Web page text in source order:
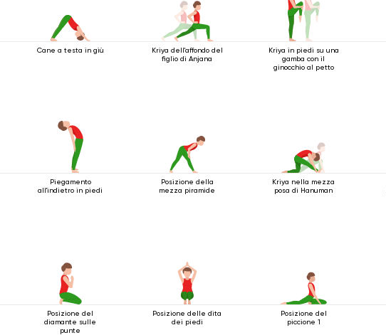
Cane a testa in giù
Kriya dell'affondo del
figlio di Anjana
Kriya in piedi su una
gamba con il
ginocchio al petto
Piegamento
all'indietro in piedi
Posizione della
mezza piramide
Kriya nella mezza
posa di Hanuman
Posizione del
diamante sulle
punte
Posizione delle dita
dei piedi
Posizione del
piccione 1